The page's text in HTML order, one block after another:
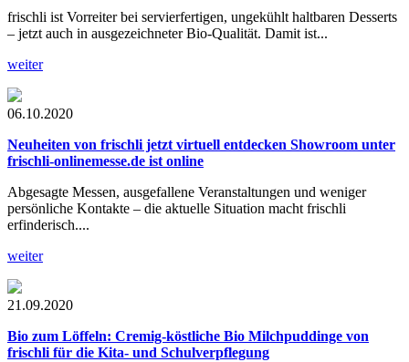
frischli ist Vorreiter bei servierfertigen, ungekühlt haltbaren Desserts
– jetzt auch in ausgezeichneter Bio-Qualität. Damit ist...
weiter
06.10.2020
Neuheiten von frischli jetzt virtuell entdecken Showroom unter
frischli-onlinemesse.de ist online
Abgesagte Messen, ausgefallene Veranstaltungen und weniger
persönliche Kontakte – die aktuelle Situation macht frischli
erfinderisch....
weiter
21.09.2020
Bio zum Löffeln: Cremig-köstliche Bio Milchpuddinge von
frischli für die Kita- und Schulverpflegung